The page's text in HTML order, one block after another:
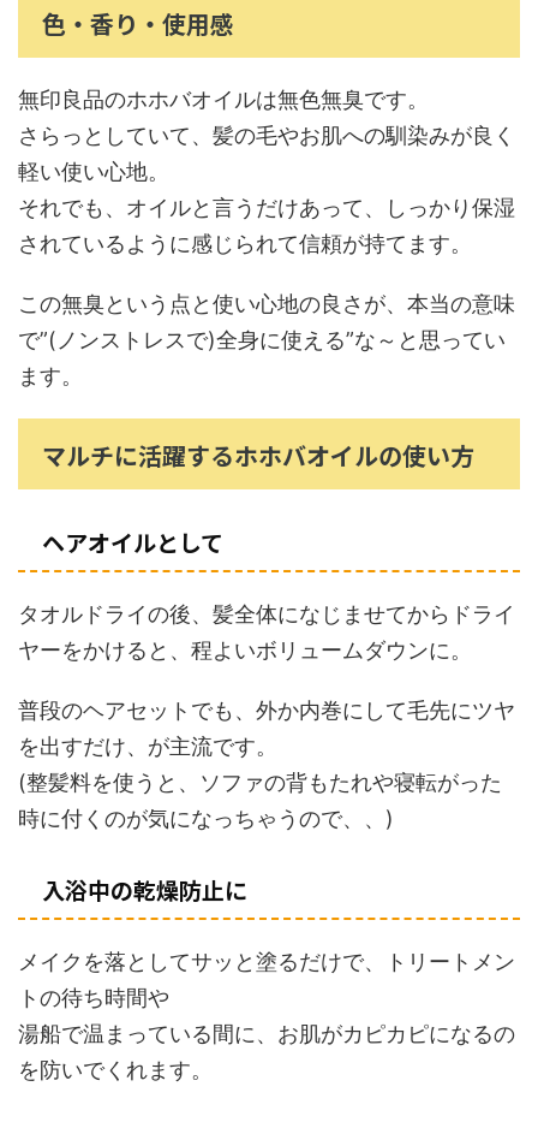
色・香り・使用感
無印良品のホホバオイルは無色無臭です。
さらっとしていて、髪の毛やお肌への馴染みが良く
軽い使い心地。
それでも、オイルと言うだけあって、しっかり保湿
されているように感じられて信頼が持てます。
この無臭という点と使い心地の良さが、本当の意味
で”(ノンストレスで)全身に使える”な～と思ってい
ます。
マルチに活躍するホホバオイルの使い方
ヘアオイルとして
タオルドライの後、髪全体になじませてからドライ
ヤーをかけると、程よいボリュームダウンに。
普段のヘアセットでも、外か内巻にして毛先にツヤ
を出すだけ、が主流です。
(整髪料を使うと、ソファの背もたれや寝転がった
時に付くのが気になっちゃうので、、)
入浴中の乾燥防止に
メイクを落としてサッと塗るだけで、トリートメン
トの待ち時間や
湯船で温まっている間に、お肌がカピカピになるの
を防いでくれます。